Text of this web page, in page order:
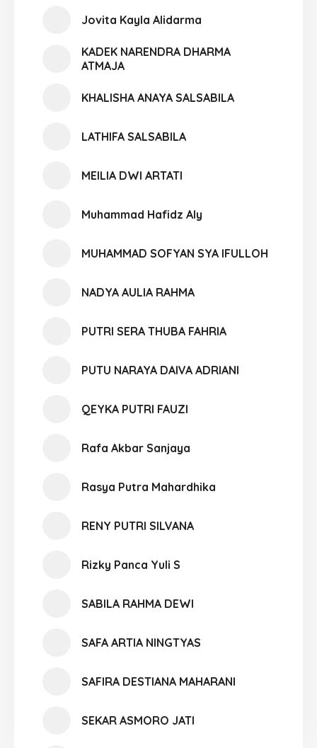
Jovita Kayla Alidarma
KADEK NARENDRA DHARMA
ATMAJA
KHALISHA ANAYA SALSABILA
LATHIFA SALSABILA
MEILIA DWI ARTATI
Muhammad Hafidz Aly
MUHAMMAD SOFYAN SYA IFULLOH
NADYA AULIA RAHMA
PUTRI SERA THUBA FAHRIA
PUTU NARAYA DAIVA ADRIANI
QEYKA PUTRI FAUZI
Rafa Akbar Sanjaya
Rasya Putra Mahardhika
RENY PUTRI SILVANA
Rizky Panca Yuli S
SABILA RAHMA DEWI
SAFA ARTIA NINGTYAS
SAFIRA DESTIANA MAHARANI
SEKAR ASMORO JATI